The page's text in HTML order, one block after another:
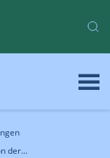
der...